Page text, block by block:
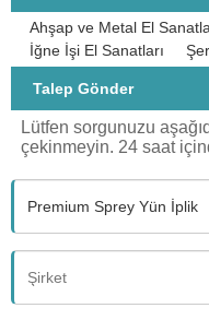
Ahşap ve Metal El
İğne İşi El Sanatları
Talep Gönder
Lütfen sorgunuzu
çekinmeyin. 24 saat